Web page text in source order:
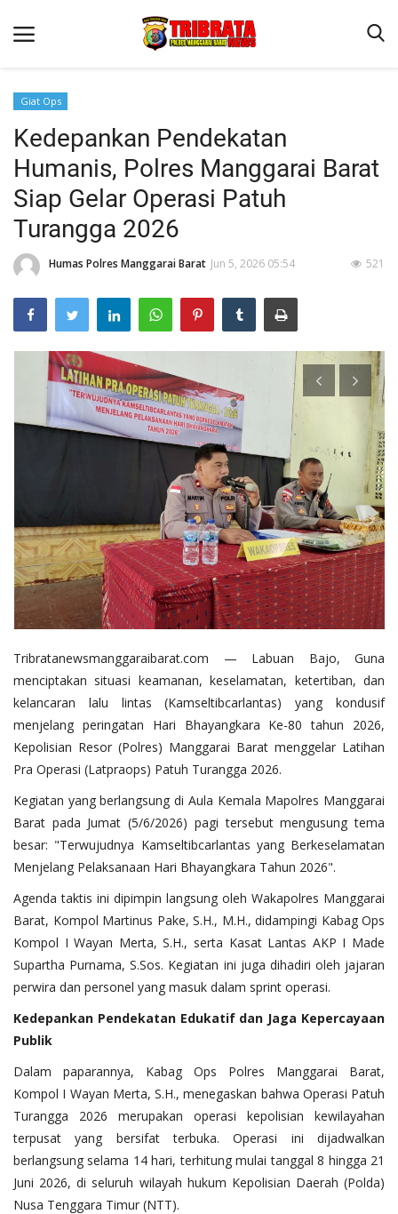
Beranda
Binkam
Terms & Conditions
Reskrim
Lantas
Polisi Kita
Mitra Polisi
Giat Ops
Giat Ops
Kedepankan Pendekatan
Humanis, Polres Manggarai Barat
Siap Gelar Operasi Patuh
Turangga 2026
Humas Polres Manggarai Barat Jun 5, 2026 05:54 521
Tribratanewsmanggaraibarat.com — Labuan Bajo, Guna
menciptakan situasi keamanan, keselamatan, ketertiban, dan
kelancaran lalu lintas (Kamseltibcarlantas) yang kondusif
menjelang peringatan Hari Bhayangkara Ke-80 tahun 2026,
Kepolisian Resor (Polres) Manggarai Barat menggelar Latihan
Pra Operasi (Latpraops) Patuh Turangga 2026.
Kegiatan yang berlangsung di Aula Kemala Mapolres Manggarai
Barat pada Jumat (5/6/2026) pagi tersebut mengusung tema
besar: "Terwujudnya Kamseltibcarlantas yang Berkeselamatan
Menjelang Pelaksanaan Hari Bhayangkara Tahun 2026".
‎Agenda taktis ini dipimpin langsung oleh Wakapolres Manggarai
Barat, Kompol Martinus Pake, S.H., M.H., didampingi Kabag Ops
Kompol I Wayan Merta, S.H., serta Kasat Lantas AKP I Made
Supartha Purnama, S.Sos. Kegiatan ini juga dihadiri oleh jajaran
perwira dan personel yang masuk dalam sprint operasi.
Kedepankan Pendekatan Edukatif dan Jaga Kepercayaan
Publik
‎Dalam paparannya, Kabag Ops Polres Manggarai Barat,
Kompol I Wayan Merta, S.H., menegaskan bahwa Operasi Patuh
Turangga 2026 merupakan operasi kepolisian kewilayahan
terpusat yang bersifat terbuka. Operasi ini dijadwalkan
berlangsung selama 14 hari, terhitung mulai tanggal 8 hingga 21
Juni 2026, di seluruh wilayah hukum Kepolisian Daerah (Polda)
Nusa Tenggara Timur (NTT).